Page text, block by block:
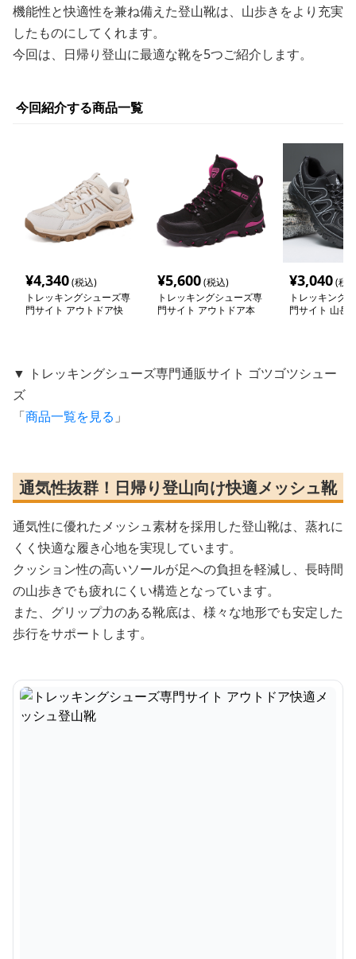
機能性と快適性を兼ね備えた登山靴は、山歩きをより充実
したものにしてくれます。
今回は、日帰り登山に最適な靴を5つご紹介します。
今回紹介する商品一覧
¥4,340(税込)
トレッキングシューズ専
門サイト アウトドア快
¥5,600(税込)
トレッキングシューズ専
門サイト アウトドア本
¥3,040(税
トレッキング
門サイト 山岳
▼ トレッキングシューズ専門通販サイト ゴツゴツシュー
ズ
「商品一覧を見る 」
通気性抜群！日帰り登山向け快適メッシュ靴
通気性に優れたメッシュ素材を採用した登山靴は、蒸れに
くく快適な履き心地を実現しています。
クッション性の高いソールが足への負担を軽減し、長時間
の山歩きでも疲れにくい構造となっています。
また、グリップ力のある靴底は、様々な地形でも安定した
歩行をサポートします。